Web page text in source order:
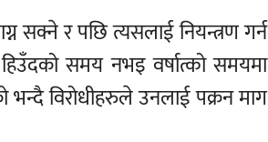
र पछि त्यसलाई नियन्त्रण गर्न
समय नभइ वर्षात्को समयमा
भन्दै विरोधीहरुले उनलाई पक्रन माग